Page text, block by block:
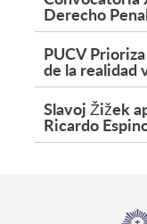
Derecho
PUCV
de la realidad
Slavoj Žižek
Ricardo